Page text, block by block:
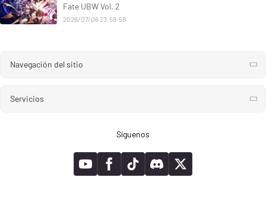
Fate UBW Vol. 2
2026/07/06 23:59:59
Navegación del sitio
Servicios
Síguenos